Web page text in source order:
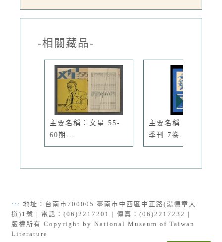
-相關藏品-
主要名稱：文星 55-
60期...
主要名稱：台灣文藝
季刊 7卷...
::: 地址：台南市700005 臺南市中西區中正路(湯德章大
道)1號 | 電話：(06)2217201 | 傳真：(06)2217232 |
版權所有 Copyright by National Museum of Taiwan
Literature